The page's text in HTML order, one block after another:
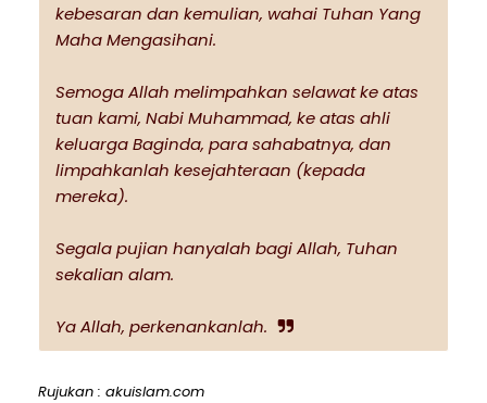
kebesaran dan kemulian, wahai Tuhan Yang
Maha Mengasihani.
Semoga Allah melimpahkan selawat ke atas
tuan kami, Nabi Muhammad, ke atas ahli
keluarga Baginda, para sahabatnya, dan
limpahkanlah kesejahteraan (kepada
mereka).
Segala pujian hanyalah bagi Allah, Tuhan
sekalian alam.
Ya Allah, perkenankanlah.
Rujukan : akuislam.com